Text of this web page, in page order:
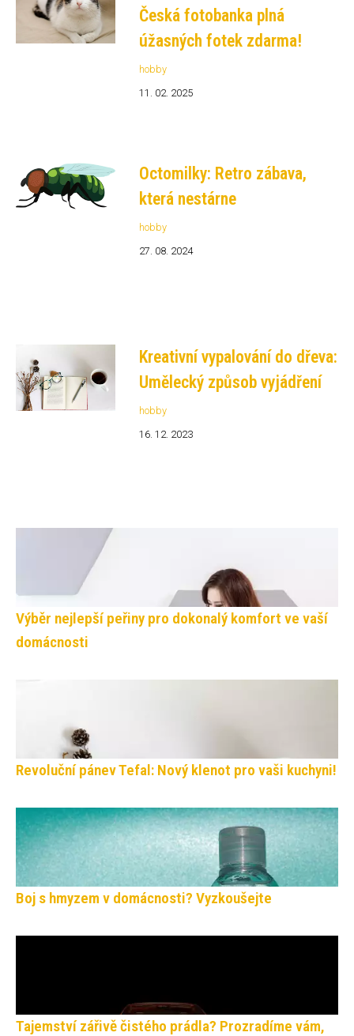
Česká fotobanka plná
úžasných fotek zdarma!
hobby
11. 02. 2025
Octomilky: Retro zábava,
která nestárne
hobby
27. 08. 2024
Kreativní vypalování do dřeva:
Umělecký způsob vyjádření
hobby
16. 12. 2023
Výběr nejlepší peřiny pro dokonalý komfort ve vaší
domácnosti
Revoluční pánev Tefal: Nový klenot pro vaši kuchyni!
Boj s hmyzem v domácnosti? Vyzkoušejte
Tajemství zářivě čistého prádla? Prozradíme vám,